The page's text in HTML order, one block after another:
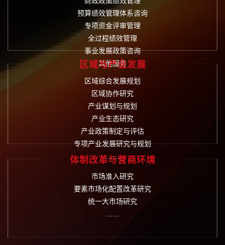
预算绩效管理体系咨询
专项资金评审管理
全过程绩效管理
事业发展政策咨询
其他服务
区域与产业发展
区域综合发展规划
区域协作研究
产业谋划与规划
产业生态研究
产业政策制定与评估
专项产业发展研究与规划
……
体制改革与营商环境
市场准入研究
要素市场化配置改革研究
统一大市场研究